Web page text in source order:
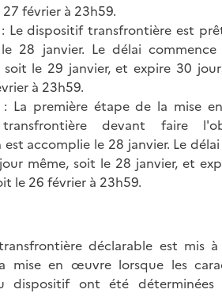
février à 23h59.
: Le dispositif transfrontière est
28 janvier. Le délai
soit le 29 janvier, et expire 30
à 23h59.
: La première étape de la mise
devant faire
accomplie le 28 janvier. Le
même, soit le 28 janvier, et
le 26 février à 23h59.
déclarable est mis
mise en œuvre lorsque les
dispositif ont été